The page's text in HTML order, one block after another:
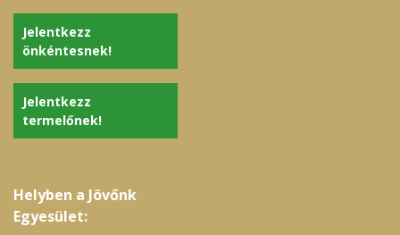
Jelentkezz
önkéntesnek!
Jelentkezz
termelőnek!
Helyben a Jövőnk
Egyesület: